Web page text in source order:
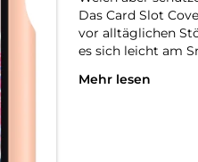
Das Card Slot
vor alltäglichen
es sich leicht am
Deine Karte schnell
Mehr lesen